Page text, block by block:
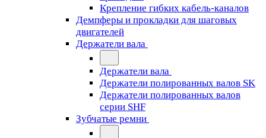
Крепление гибких кабель-каналов
Демпферы и прокладки для шаговых
двигателей
Держатели вала
Держатели вала
Держатели полированных валов SK
Держатели полированных валов
серии SHF
Зубчатые ремни